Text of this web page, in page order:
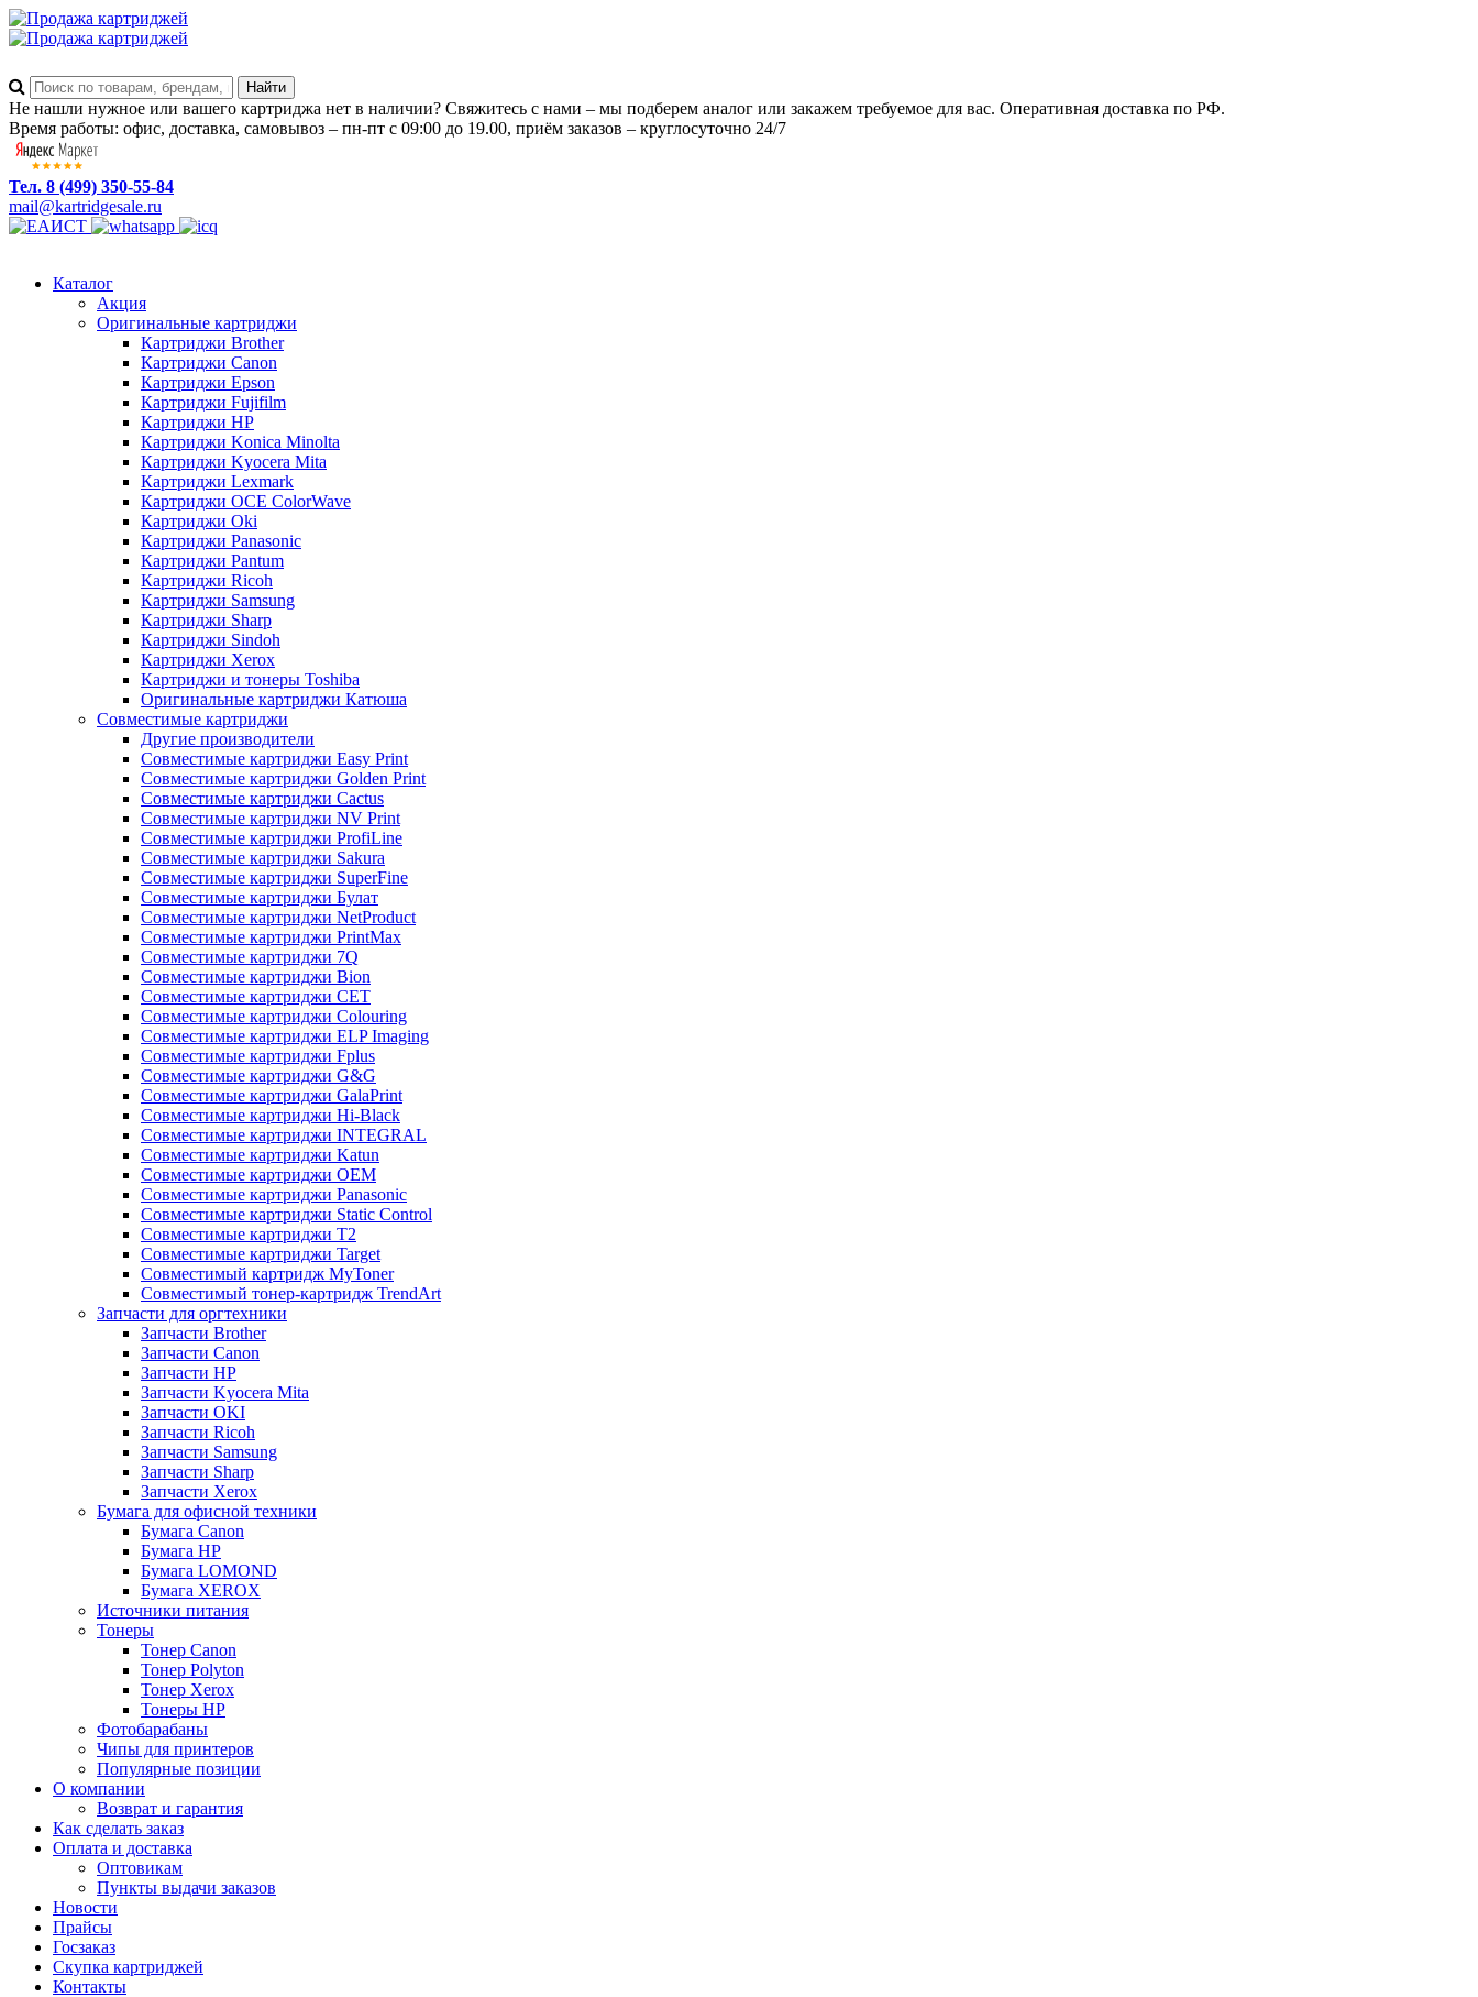
Не нашли нужное или вашего картриджа нет в наличии? Свяжитесь с нами – мы подберем аналог или закажем требуемое для вас. Оперативная доставка по РФ.
Время работы: офис, доставка, самовывоз – пн-пт с 09:00 до 19.00, приём заказов – круглосуточно 24/7
Тел. 8 (499) 350-55-84
mail@kartridgesale.ru
Каталог
Акция
Оригинальные картриджи
Картриджи Brother
Картриджи Canon
Картриджи Epson
Картриджи Fujifilm
Картриджи HP
Картриджи Konica Minolta
Картриджи Kyocera Mita
Картриджи Lexmark
Картриджи OCE ColorWave
Картриджи Oki
Картриджи Panasonic
Картриджи Pantum
Картриджи Ricoh
Картриджи Samsung
Картриджи Sharp
Картриджи Sindoh
Картриджи Xerox
Картриджи и тонеры Toshiba
Оригинальные картриджи Катюша
Совместимые картриджи
Другие производители
Совместимые картриджи Easy Print
Совместимые картриджи Golden Print
Совместимые картриджи Cactus
Совместимые картриджи NV Print
Совместимые картриджи ProfiLine
Совместимые картриджи Sakura
Совместимые картриджи SuperFine
Совместимые картриджи Булат
Совместимые картриджи NetProduct
Совместимые картриджи PrintMax
Совместимые картриджи 7Q
Совместимые картриджи Bion
Совместимые картриджи CET
Совместимые картриджи Colouring
Совместимые картриджи ELP Imaging
Совместимые картриджи Fplus
Совместимые картриджи G&G
Совместимые картриджи GalaPrint
Совместимые картриджи Hi-Black
Совместимые картриджи INTEGRAL
Совместимые картриджи Katun
Совместимые картриджи OEM
Совместимые картриджи Panasonic
Совместимые картриджи Static Control
Совместимые картриджи T2
Совместимые картриджи Target
Совместимый картридж MyToner
Совместимый тонер-картридж TrendArt
Запчасти для оргтехники
Запчасти Brother
Запчасти Canon
Запчасти HP
Запчасти Kyocera Mita
Запчасти OKI
Запчасти Ricoh
Запчасти Samsung
Запчасти Sharp
Запчасти Xerox
Бумага для офисной техники
Бумага Canon
Бумага HP
Бумага LOMOND
Бумага XEROX
Источники питания
Тонеры
Тонер Canon
Тонер Polyton
Тонер Xerox
Тонеры HP
Фотобарабаны
Чипы для принтеров
Популярные позиции
О компании
Возврат и гарантия
Как сделать заказ
Оплата и доставка
Оптовикам
Пункты выдачи заказов
Новости
Прайсы
Госзаказ
Скупка картриджей
Контакты